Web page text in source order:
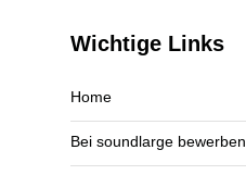
Wichtige Links
Home
Bei soundlarge bewerben